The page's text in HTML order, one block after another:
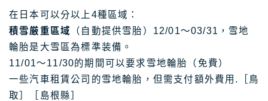
在日本可以分以上4種區域：
積雪厳重區域
（自動提供雪胎）12/01〜03/31，雪地
輪胎是大雪區為標準装備。
11/01～11/30的期間可以要求雪地輪胎（免費）
一些汽車租賃公司的雪地輪胎，但需支付額外費用.［鳥
取］［島根縣］